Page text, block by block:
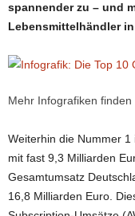
spannender zu ­– und
Lebensmittelhändler
Mehr Infografiken finden
Weiterhin die Nummer
mit fast 9,3 Milliarden
Gesamtumsatz
16,8 Milliarden Euro.